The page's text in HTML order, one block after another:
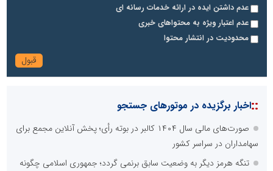
عدم داشتن ایده در ارائه خدمات رسانه ای
عدم اعتبار ویژه به محتواهای خبری
محدودیت در انتشار محتوا
::اخبار برگزیده در موتورهای جستجو
صورت‌های مالی سال ۱۴۰۴ کالبر در بوته رأی؛ پخش آنلاین مجمع برای
سهامداران در سراسر کشور
تنگه هرمز دیگر به وضعیت سابق برنمی گردد؛ جمهوری اسلامی چگونه